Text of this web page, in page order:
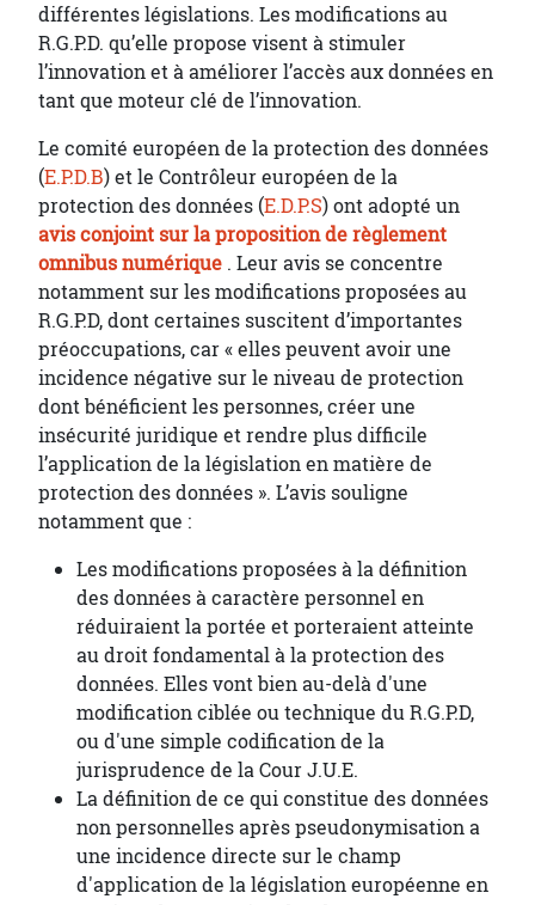
différentes législations. Les modifications au
R.G.P.D. qu’elle propose visent à stimuler
l’innovation et à améliorer l’accès aux données en
tant que moteur clé de l’innovation.
Le comité européen de la protection des données
(E.P.D.B) et le Contrôleur européen de la
protection des données (E.D.P.S) ont adopté un
avis conjoint sur la proposition de règlement
omnibus numérique . Leur avis se concentre
notamment sur les modifications proposées au
R.G.P.D, dont certaines suscitent d’importantes
préoccupations, car « elles peuvent avoir une
incidence négative sur le niveau de protection
dont bénéficient les personnes, créer une
insécurité juridique et rendre plus difficile
l’application de la législation en matière de
protection des données ». L’avis souligne
notamment que :
Les modifications proposées à la définition
des données à caractère personnel en
réduiraient la portée et porteraient atteinte
au droit fondamental à la protection des
données. Elles vont bien au-delà d'une
modification ciblée ou technique du R.G.P.D,
ou d'une simple codification de la
jurisprudence de la Cour J.U.E.
La définition de ce qui constitue des données
non personnelles après pseudonymisation a
une incidence directe sur le champ
d'application de la législation européenne en